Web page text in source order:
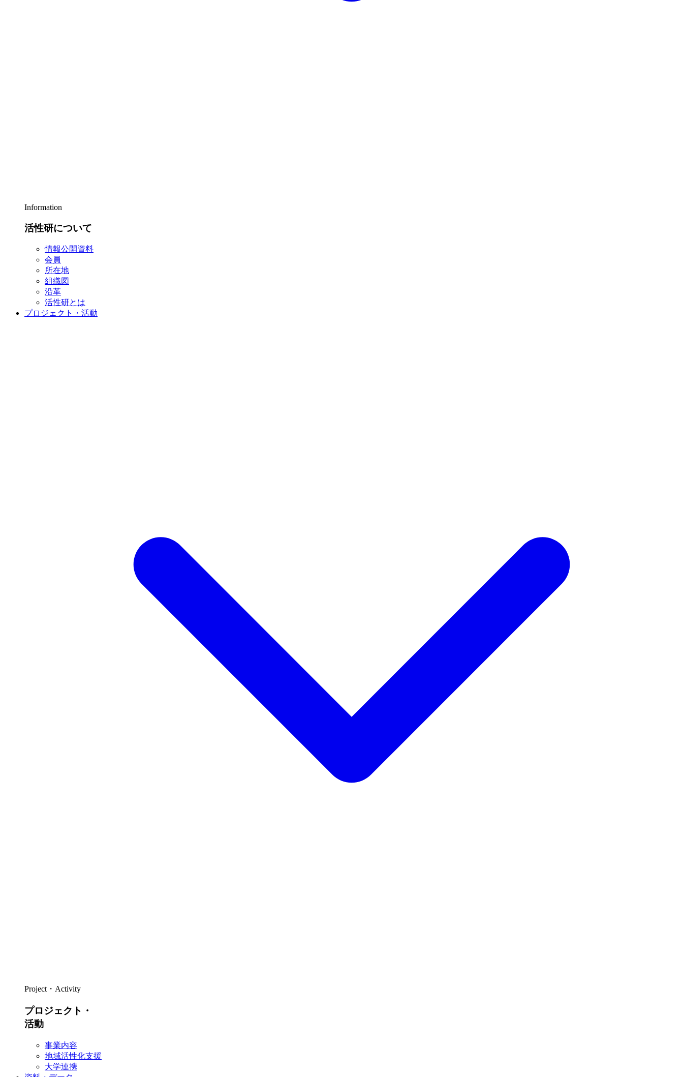
Information
活性研について
情報公開資料
会員
所在地
組織図
沿革
活性研とは
プロジェクト・活動
Project・Activity
プロジェクト・
活動
事業内容
地域活性化支援
大学連携